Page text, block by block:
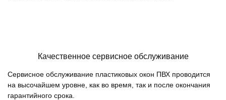
Качественное сервисное обслуживание
Сервисное обслуживание пластиковых окон ПВХ проводится
на высочайшем уровне, как во время, так и после окончания
гарантийного срока.